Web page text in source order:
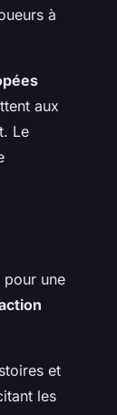
à
aux
Le
pour une
et
les